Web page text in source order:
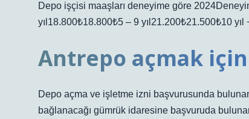
Depo işçisi maaşları deneyime göre
yıl18.800₺18.800₺5 – 9 yıl21.200₺21.500₺10 yıl
Antrepo açmak
Depo açma ve işletme izni başvurusunda
bağlanacağı gümrük idaresine başvuruda